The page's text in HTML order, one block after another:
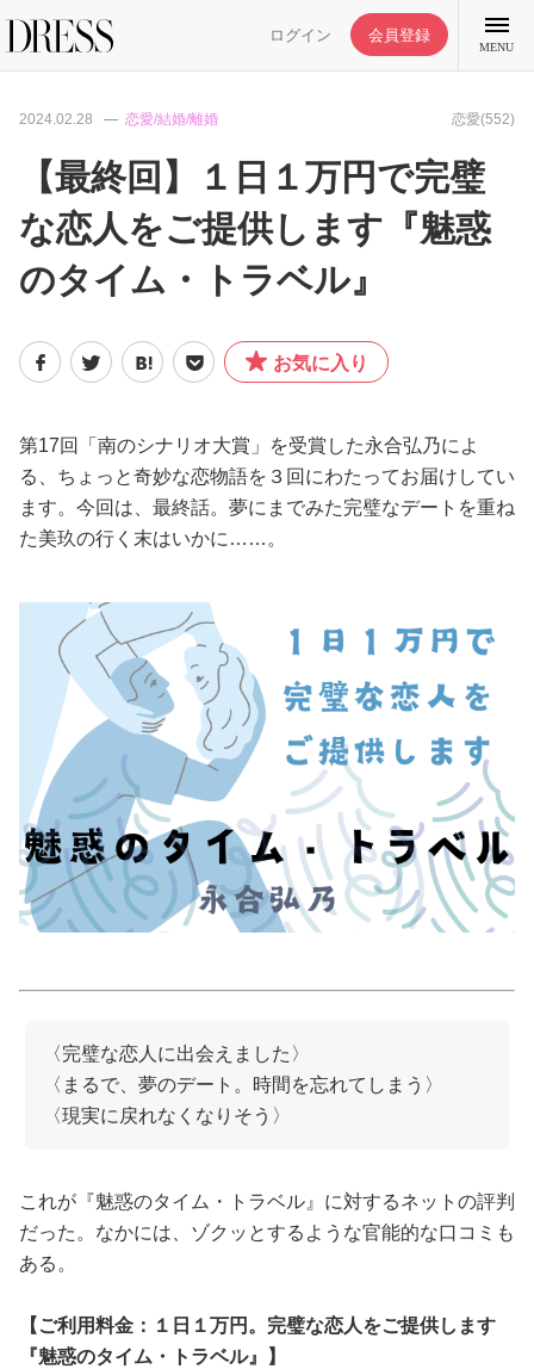
ログイン 会員登録
MENU
特集記事
DRESS部活
ライフスタイル
ファッション
恋愛/結婚/離婚
ワークスタイル
妊娠/出産/家族
ココロ/カラダ
グルメ
トラベル
ゲーム
2024.02.28 恋愛/結婚/離婚 恋愛(552)
【最終回】１日１万円で完璧
な恋人をご提供します『魅惑
のタイム・トラベル』
お気に入り
第17回「南のシナリオ大賞」を受賞した永合弘乃によ
る、ちょっと奇妙な恋物語を３回にわたってお届けしてい
ます。今回は、最終話。夢にまでみた完璧なデートを重ね
た美玖の行く末はいかに……。
〈完璧な恋人に出会えました〉
〈まるで、夢のデート。時間を忘れてしまう〉
〈現実に戻れなくなりそう〉
これが『魅惑のタイム・トラベル』に対するネットの評判
だった。なかには、ゾクッとするような官能的な口コミも
ある。
【ご利用料金：１日１万円。完璧な恋人をご提供します
『魅惑のタイム・トラベル』】